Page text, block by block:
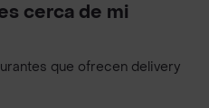
cerca de mi
que ofrecen delivery